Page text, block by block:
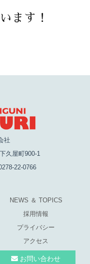
ます！
社
久屋町900-1
22-0766
NEWS ＆ TOPICS
採用情報
プライバシー
アクセス
お問い合わせ